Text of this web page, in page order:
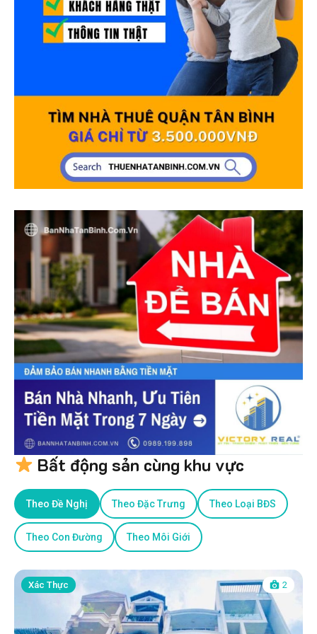
Bất động sản cùng khu vực
Theo Đề Nghị Theo Đặc Trưng Theo Loại BĐS
Theo Con Đường Theo Môi Giới
Xác Thực 2